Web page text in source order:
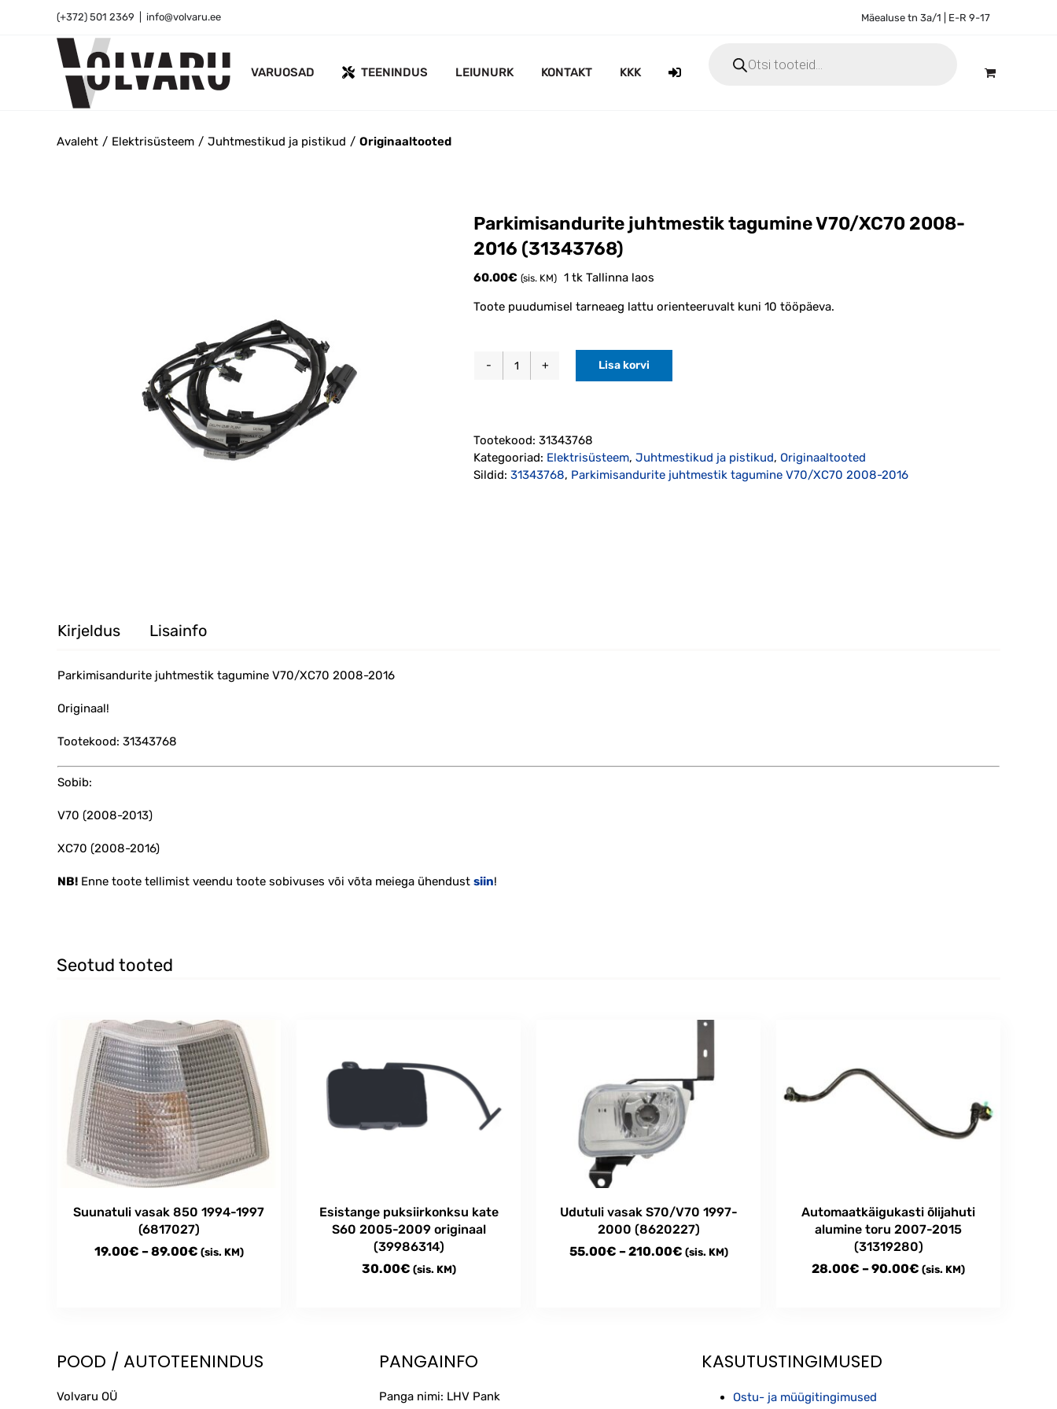
(+372) 501 2369 info@volvaru.ee Mäealuse tn 3a/1 | E-R 9-17
VARUOSAD TEENINDUS LEIUNURK KONTAKT KKK
search
Avaleht Elektrisüsteem Juhtmestikud ja pistikud Originaaltooted
Parkimisandurite juhtmestik tagumine V70/XC70 2008-
2016 (31343768)
60.00€ (sis. KM) 1 tk Tallinna laos
Toote puudumisel tarneaeg lattu orienteeruvalt kuni 10 tööpäeva.
Parkimisandurite
2008-
2016
(31343768)
Lisa korvi
Tootekood: 31343768
Kategooriad: Elektrisüsteem, Juhtmestikud ja pistikud, Originaaltooted
Sildid: 31343768, Parkimisandurite juhtmestik tagumine V70/XC70 2008-2016
Kirjeldus Lisainfo
Parkimisandurite juhtmestik tagumine V70/XC70 2008-2016
Originaal!
Tootekood: 31343768
Sobib:
V70 (2008-2013)
XC70 (2008-2016)
NB! Enne toote tellimist veendu toote sobivuses või võta meiega ühendust siin!
Seotud tooted
Suunatuli vasak 850 1994-1997
(6817027)
19.00€ –89.00€Price
(sis. KM)
multiple
variants.
options
Esistange puksiirkonksu kate
S60 2005-2009 originaal
(39986314)
30.00€ (sis. KM)
Udutuli vasak S70/V70 1997-
2000 (8620227)
55.00€ –210.00€Price
(sis. KM)
Automaatkäigukasti õlijahuti
alumine toru 2007-2015
(31319280)
28.00€ –90.00€ Price
(sis. KM)
variants.
options
POOD / AUTOTEENINDUS
Volvaru OÜ
PANGAINFO
Panga nimi: LHV Pank
KASUTUSTINGIMUSED
Ostu- ja müügitingimused